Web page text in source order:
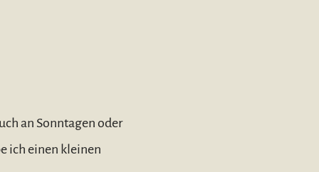
an Sonntagen oder
ich einen kleinen